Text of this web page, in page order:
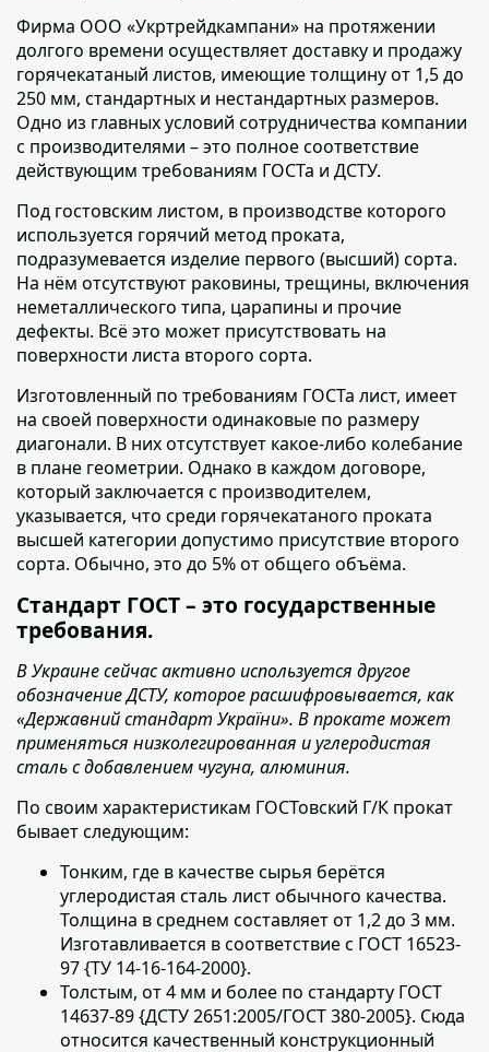
Фирма ООО «Укртрейдкампани» на протяжении
долгого времени осуществляет доставку и продажу
горячекатаный листов, имеющие толщину от 1,5 до
250 мм, стандартных и нестандартных размеров.
Одно из главных условий сотрудничества компании
с производителями – это полное соответствие
действующим требованиям ГОСТа и ДСТУ.
Под гостовским листом, в производстве которого
используется горячий метод проката,
подразумевается изделие первого (высший) сорта.
На нём отсутствуют раковины, трещины, включения
неметаллического типа, царапины и прочие
дефекты. Всё это может присутствовать на
поверхности листа второго сорта.
Изготовленный по требованиям ГОСТа лист, имеет
на своей поверхности одинаковые по размеру
диагонали. В них отсутствует какое-либо колебание
в плане геометрии. Однако в каждом договоре,
который заключается с производителем,
указывается, что среди горячекатаного проката
высшей категории допустимо присутствие второго
сорта. Обычно, это до 5% от общего объёма.
Стандарт ГОСТ – это государственные
требования.
В Украине сейчас активно используется другое
обозначение ДСТУ, которое расшифровывается, как
«Державний стандарт України». В прокате может
применяться низколегированная и углеродистая
сталь с добавлением чугуна, алюминия.
По своим характеристикам ГОСТовский Г/К прокат
бывает следующим:
Тонким, где в качестве сырья берётся
углеродистая сталь лист обычного качества.
Толщина в среднем составляет от 1,2 до 3 мм.
Изготавливается в соответствие с ГОСТ 16523-
97 {ТУ 14-16-164-2000}.
Толстым, от 4 мм и более по стандарту ГОСТ
14637-89 {ДСТУ 2651:2005/ГОСТ 380-2005}. Сюда
относится качественный конструкционный